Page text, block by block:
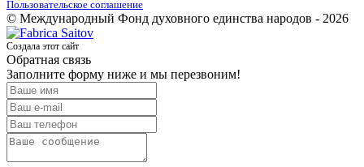
Пользовательское соглашение
© Международный Фонд духовного единства народов - 2026
Создала этот сайт
Обратная связь
Заполните форму ниже и мы перезвоним!